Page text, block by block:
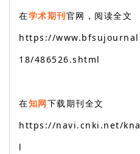
在学术期刊官网，阅读全文
https://
18/486526.shtml
在知网下载期刊全文
https://navi.cnki.net/
l